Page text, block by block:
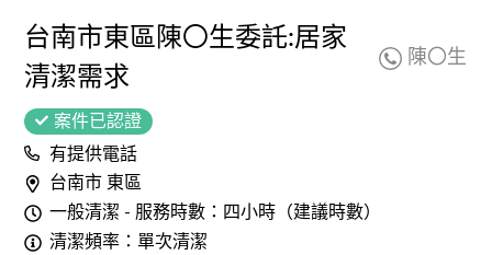
台南市東區陳〇生委託:居家
清潔需求
陳〇生
案件已認證
有提供電話
台南市 東區
一般清潔 - 服務時數：四小時（建議時數）
清潔頻率：單次清潔